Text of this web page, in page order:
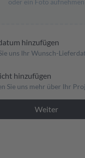
oder ein Foto aufnehmen
hinzufügen
uns Ihr Wunsch-
hinzufügen
Sie uns mehr über Ihr
Weiter